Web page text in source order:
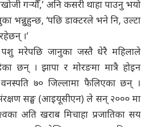
गर्‍याैँ,’ अनि कसरी थाहा पाउनु भयो
भन्नुुहुन्छ, ‘पछि डाक्टरले भने नि, उल्टा
।’
मरेपछि जानुका जस्तै धेरै महिलाले
छन् । झापा र मोरङमा मात्रै होइन
वनस्पति ७० जिल्लामा फैलिएका छन् ।
संरक्षण सङ्घ (आइयूसीएन) ले सन् २००० मा
अति खराब मिचाहा प्रजातिका सय